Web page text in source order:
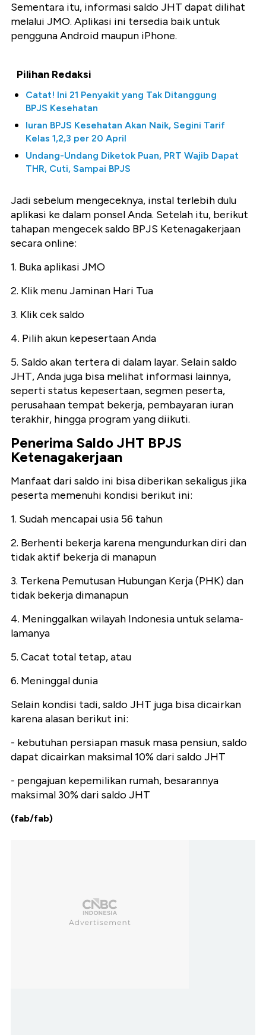
Sementara itu, informasi saldo JHT dapat dilihat
melalui JMO. Aplikasi ini tersedia baik untuk
pengguna Android maupun iPhone.
Pilihan Redaksi
Catat! Ini 21 Penyakit yang Tak Ditanggung
BPJS Kesehatan
Iuran BPJS Kesehatan Akan Naik, Segini Tarif
Kelas 1,2,3 per 20 April
Undang-Undang Diketok Puan, PRT Wajib Dapat
THR, Cuti, Sampai BPJS
Jadi sebelum mengeceknya, instal terlebih dulu
aplikasi ke dalam ponsel Anda. Setelah itu, berikut
tahapan mengecek saldo BPJS Ketenagakerjaan
secara online:
1. Buka aplikasi JMO
2. Klik menu Jaminan Hari Tua
3. Klik cek saldo
4. Pilih akun kepesertaan Anda
5. Saldo akan tertera di dalam layar. Selain saldo
JHT, Anda juga bisa melihat informasi lainnya,
seperti status kepesertaan, segmen peserta,
perusahaan tempat bekerja, pembayaran iuran
terakhir, hingga program yang diikuti.
Penerima Saldo JHT BPJS
Ketenagakerjaan
Manfaat dari saldo ini bisa diberikan sekaligus jika
peserta memenuhi kondisi berikut ini:
1. Sudah mencapai usia 56 tahun
2. Berhenti bekerja karena mengundurkan diri dan
tidak aktif bekerja di manapun
3. Terkena Pemutusan Hubungan Kerja (PHK) dan
tidak bekerja dimanapun
4. Meninggalkan wilayah Indonesia untuk selama-
lamanya
5. Cacat total tetap, atau
6. Meninggal dunia
Selain kondisi tadi, saldo JHT juga bisa dicairkan
karena alasan berikut ini:
- kebutuhan persiapan masuk masa pensiun, saldo
dapat dicairkan maksimal 10% dari saldo JHT
- pengajuan kepemilikan rumah, besarannya
maksimal 30% dari saldo JHT
(fab/fab)